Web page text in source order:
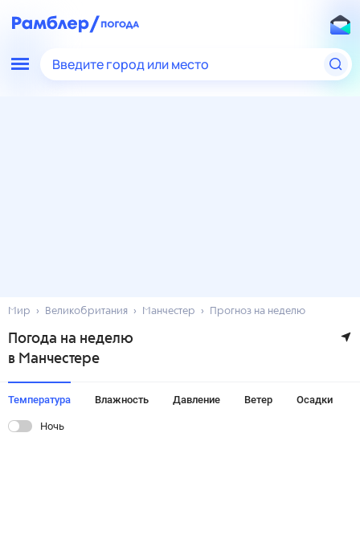
Введите город или место
Мир Великобритания Манчестер Прогноз на неделю
Погода на неделю
в Манчестере
Температура Влажность Давление Ветер Осадки
Ночь